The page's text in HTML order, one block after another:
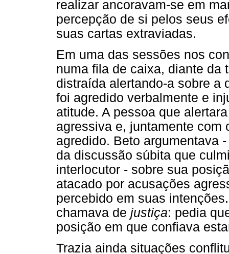
realizar ancoravam-se em
percepção de si pelos seus
suas cartas extraviadas.
Em uma das sessões nos
numa fila de caixa, diante da
distraída alertando-a sobre a
foi agredido verbalmente e
atitude. A pessoa que
agressiva e, juntamente com
agredido. Beto argumentava
da discussão súbita que
interlocutor - sobre sua
atacado por acusações
percebido em suas
chamava de justiça: pedia
posição em que confiava
Trazia ainda situações